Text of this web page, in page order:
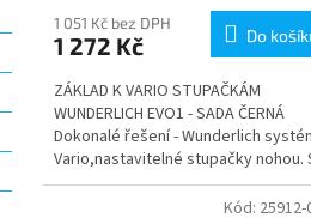
1 051 Kč bez DPH
1 272 Kč Do
ZÁKLAD K VARIO STUPAČKÁM
WUNDERLICH EVO1 - SADA ČERNÁ
Dokonalé řešení - Wunderlich
Vario,nastavitelné stupačky nohou.
rozsahem nastavení o průměru až
Kód: 25912-